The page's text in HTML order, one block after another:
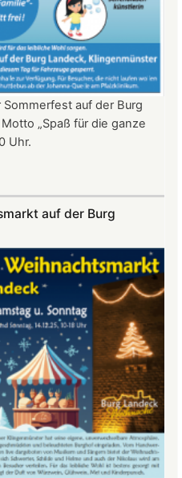
auf der Burg
„Spaß für die ganze
Uhr.
auf der Burg